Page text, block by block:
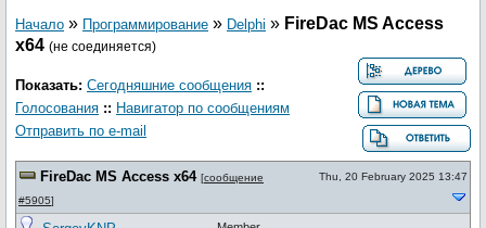
Начало » Программирование » Delphi » FireDac MS Access
x64 (не соединяется)
Показать: Сегодняшние сообщения ::
Голосования :: Навигатор по сообщениям
Отправить по e-mail
FireDac MS Access x64 [сообщение
#5905]
Thu, 20 February 2025 13:47